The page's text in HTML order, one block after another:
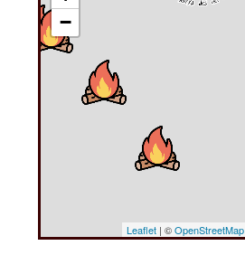
−
Leaflet | ©OpenStreetMap